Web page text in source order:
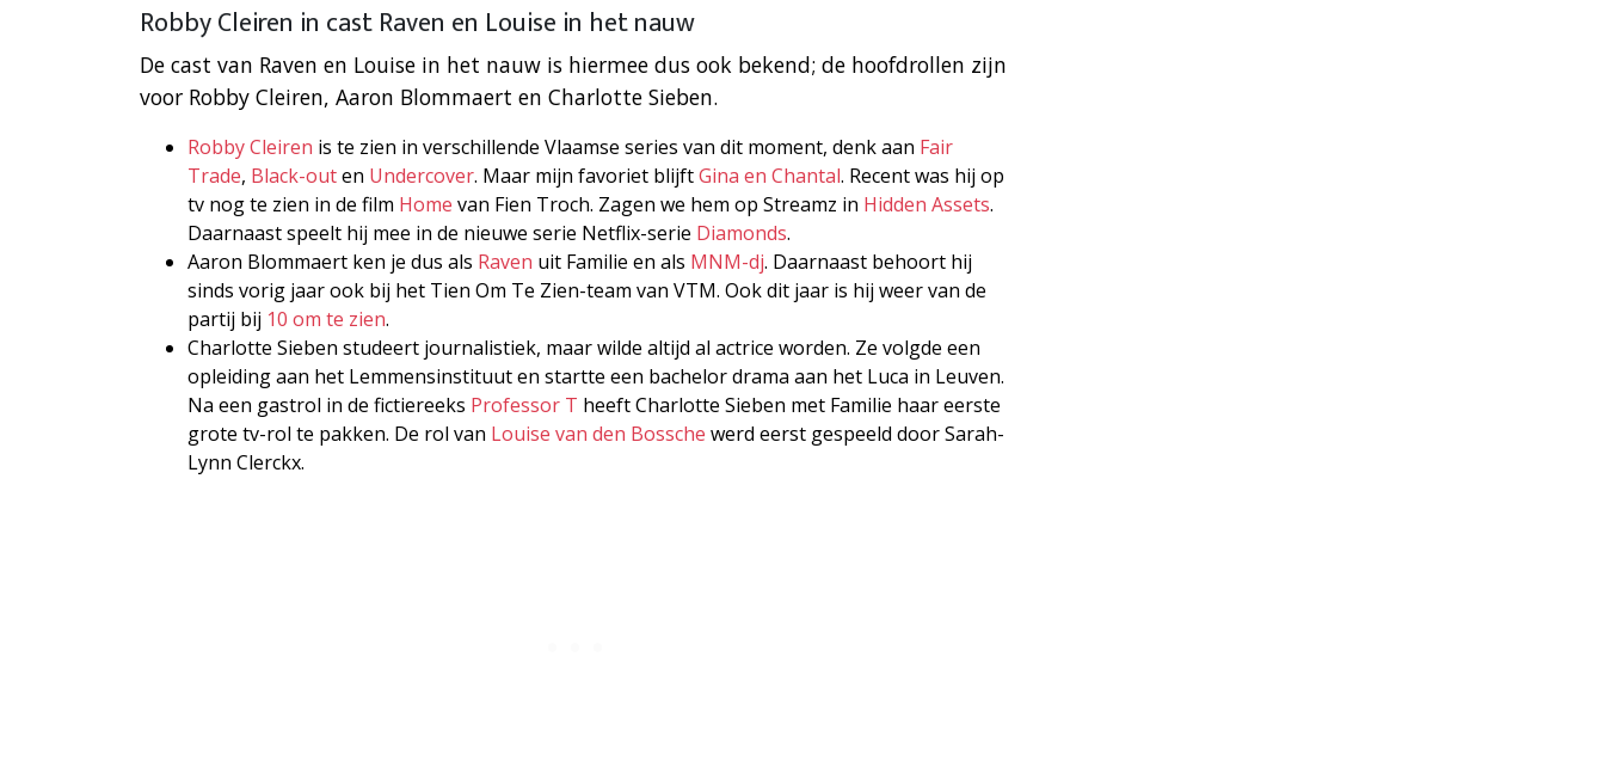
Robby Cleiren in cast Raven en Louise in het nauw
De cast van Raven en Louise in het nauw is hiermee dus ook bekend; de hoofdrollen zijn
voor Robby Cleiren, Aaron Blommaert en Charlotte Sieben.
Robby Cleiren is te zien in verschillende Vlaamse series van dit moment, denk aan Fair
Trade, Black-outen Undercover. Maar mijn favoriet blijftGina en Chantal. Recent was hij op
tv nog te zien in de film Home van Fien Troch. Zagen we hem op Streamz in Hidden Assets.
Daarnaast speelt hij mee in de nieuwe serie Netflix-serie Diamonds.
Aaron Blommaert ken je dus als Raven uit Familie en als MNM-dj. Daarnaast behoort hij
sinds vorig jaar ook bij het Tien Om Te Zien-team van VTM. Ook dit jaar is hij weer van de
partij bij 10 om te zien.
Charlotte Sieben studeert journalistiek, maar wilde altijd al actrice worden. Ze volgde een
opleiding aan het Lemmensinstituut en startte een bachelor drama aan het Luca in Leuven.
Na een gastrol in de fictiereeks Professor T heeft Charlotte Sieben met Familie haar eerste
grote tv-rol te pakken. De rol van Louise van den Bossche werd eerst gespeeld door Sarah-
Lynn Clerckx.